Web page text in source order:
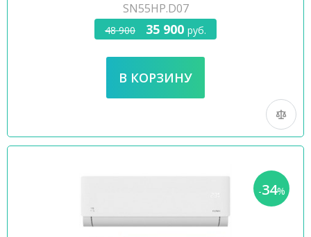
SN55HP.D07
48 900 35 900 руб.
-34%